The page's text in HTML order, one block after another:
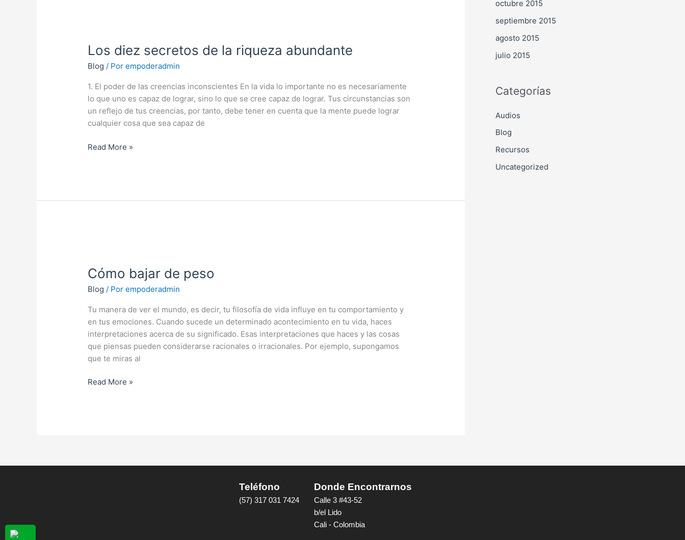
Los diez secretos de la riqueza abundante
Blog / Porempoderadmin
1. El poder de las creencias inconscientes En la vida lo importante no es necesariamente
lo que uno es capaz de lograr, sino lo que se cree capaz de lograr. Tus circunstancias son
un reflejo de tus creencias, por tanto, debe tener en cuenta que la mente puede lograr
cualquier cosa que sea capaz de
secretos
riqueza
abundante
Read More »
Cómo bajar de peso
Blog / Porempoderadmin
Tu manera de ver el mundo, es decir, tu filosofía de vida influye en tu comportamiento y
en tus emociones. Cuando sucede un determinado acontecimiento en tu vida, haces
interpretaciones acerca de su significado. Esas interpretaciones que haces y las cosas
que piensas pueden considerarse racionales o irracionales. Por ejemplo, supongamos
que te miras al
de
Read More »
octubre 2015
septiembre 2015
agosto 2015
julio 2015
Categorías
Audios
Blog
Recursos
Uncategorized
Teléfono
(57) 317 031 7424
Donde Encontrarnos
Calle 3 #43-52
b/el Lido
Cali - Colombia